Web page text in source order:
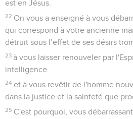
est en Jésus.
22 On vous a enseigné à vous
qui correspond à votre ancienne
détruit sous l’effet de ses désirs
23 à vous laisser renouveler par
intelligence
24 et à vous revêtir de l'homme
dans la justice et la sainteté que
25 C'est pourquoi, vous